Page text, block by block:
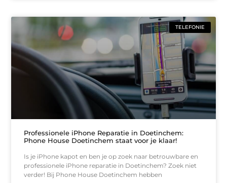
TELEFONIE
Professionele iPhone Reparatie in Doetinchem:
Phone House Doetinchem staat voor je klaar!
Is je iPhone kapot en ben je op zoek naar betrouwbare en
professionele iPhone reparatie in Doetinchem? Zoek niet
verder! Bij Phone House Doetinchem hebben